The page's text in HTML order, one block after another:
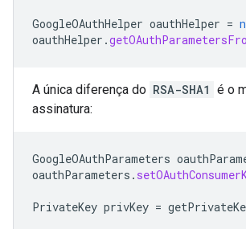
GoogleOAuthHelper oauthHelper =
oauthHelper .
A única diferença do RSA-SHA1 é o
assinatura:
GoogleOAuthParameters
oauthParameters .
PrivateKey privKey =